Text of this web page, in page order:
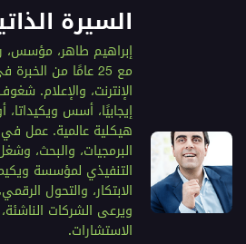
السيرة
إبراهيم طاهر، مؤسس،
مع 25 عامًا من
الإنترنت، والإعلام.
إيجابيًا، أسس
هيكلية عالمية. عمل
البرمجيات، والبحث،
التنفيذي لمؤسسة
الابتكار، والتحول
ويرعى الشركات
الاستشارات.